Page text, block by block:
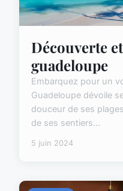
Découverte
guadeloupe
Embarquez pour un
Guadeloupe dévoile
douceur de ses
de ses sentiers...
5 juin 2024